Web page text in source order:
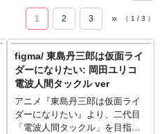
1 2 3 » （ 1 / 3 ）
figma/ 東島丹三郎は仮面ライ
ダーになりたい: 岡田ユリコ
電波人間タックル ver
アニメ『東島丹三郎は仮面ライ
ダーになりたい』より、二代目
「電波人間タックル」を目指す